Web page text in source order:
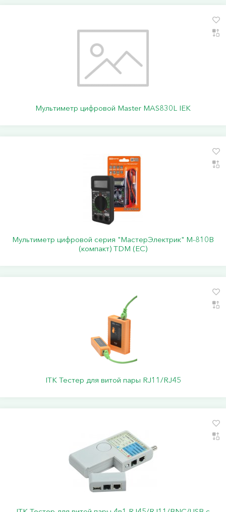
Мультиметр цифровой Master MAS830L IEK
Мультиметр цифровой серия "МастерЭлектрик" М-810В
(компакт) TDM (ЕС)
ITK Тестер для витой пары RJ11/RJ45